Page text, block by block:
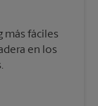
más fáciles
en los